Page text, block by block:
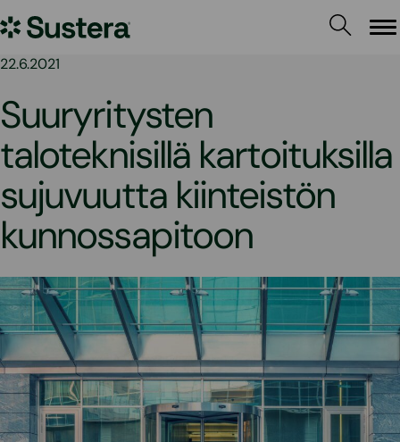
sisältöön
Sustera
22.6.2021
Suuryritysten
taloteknisillä kartoituksilla
sujuvuutta kiinteistön
kunnossapitoon